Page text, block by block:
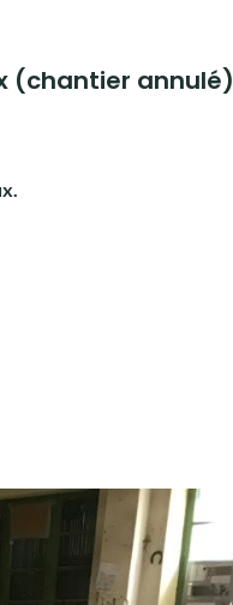
(chantier annulé)